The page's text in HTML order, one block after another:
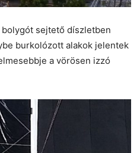
sejtető díszletben
burkolózott alakok jelentek
a vörösen izzó